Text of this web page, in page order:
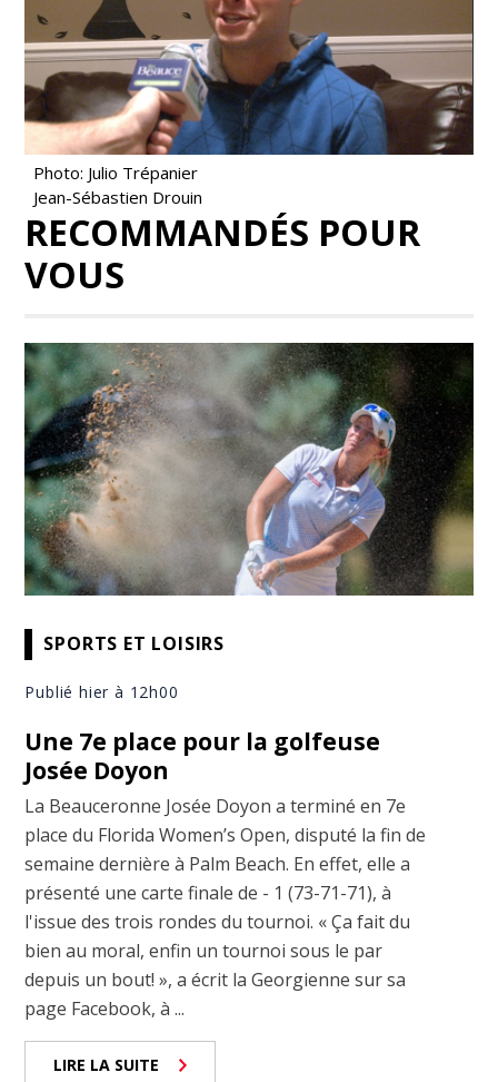
Photo: Julio Trépanier
Jean-Sébastien Drouin
RECOMMANDÉS POUR
VOUS
SPORTS ET LOISIRS
Publié hier à 12h00
Une 7e place pour la golfeuse
Josée Doyon
La Beauceronne Josée Doyon a terminé en 7e
place du Florida Women’s Open, disputé la fin de
semaine dernière à Palm Beach. En effet, elle a
présenté une carte finale de - 1 (73-71-71), à
l'issue des trois rondes du tournoi. « Ça fait du
bien au moral, enfin un tournoi sous le par
depuis un bout! », a écrit la Georgienne sur sa
page Facebook, à ...
LIRE LA SUITE